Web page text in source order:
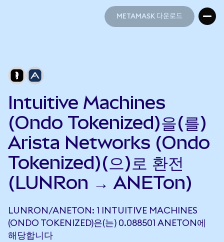
METAMASK 다운로드
Intuitive Machines
(Ondo Tokenized)을(를)
Arista Networks (Ondo
Tokenized)(으)로 환전
(LUNRon → ANETon)
LUNRON/ANETON: 1 INTUITIVE MACHINES
(ONDO TOKENIZED)은(는) 0.088501 ANETON에
해당합니다